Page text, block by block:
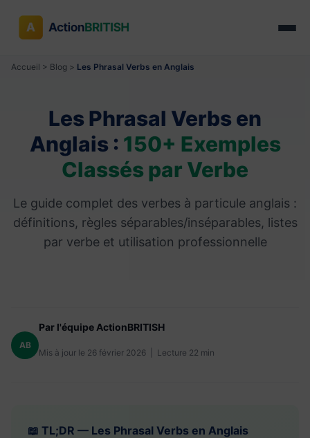
Accueil > Blog > Les Phrasal Verbs en Anglais
Les Phrasal Verbs en
Anglais : 150+ Exemples
Classés par Verbe
Le guide complet des verbes à particule anglais :
définitions, règles séparables/inséparables, listes
par verbe et utilisation professionnelle
AB
Par l'équipe ActionBRITISH
Mis à jour le 26 février 2026 | Lecture 22 min
📖 TL;DR — Les Phrasal Verbs en Anglais